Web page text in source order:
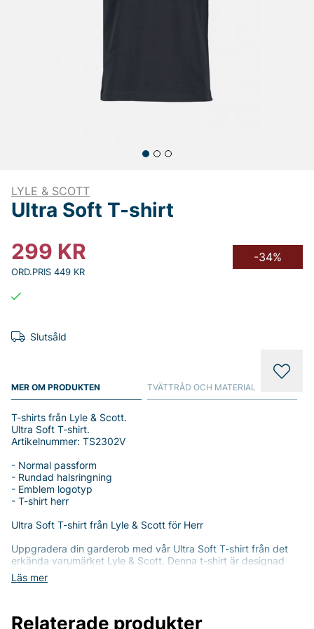
LYLE & SCOTT
Ultra Soft T-shirt
299 KR
ORD.PRIS 449 KR
-34%
Slutsåld
MER OM PRODUKTEN
Läs mer
T-shirts från Lyle & Scott.
Ultra Soft T-shirt.
Artikelnummer: TS2302V
- Normal passform
- Rundad halsringning
- Emblem logotyp
- T-shirt herr
Ultra Soft T-shirt från Lyle & Scott för Herr
Uppgradera din garderob med vår Ultra Soft T-shirt från det
erkända varumärket Lyle & Scott. Denna t-shirt är designad
med en normal passform som ger en avslappnad och stilren
look, perfekt för både vardagsbruk och mer informella tillfällen.
bomull och 45% polyester, vilket ger en mjuk och behaglig
TVÄTTRÅD OCH MATERIAL
Relaterade produkter